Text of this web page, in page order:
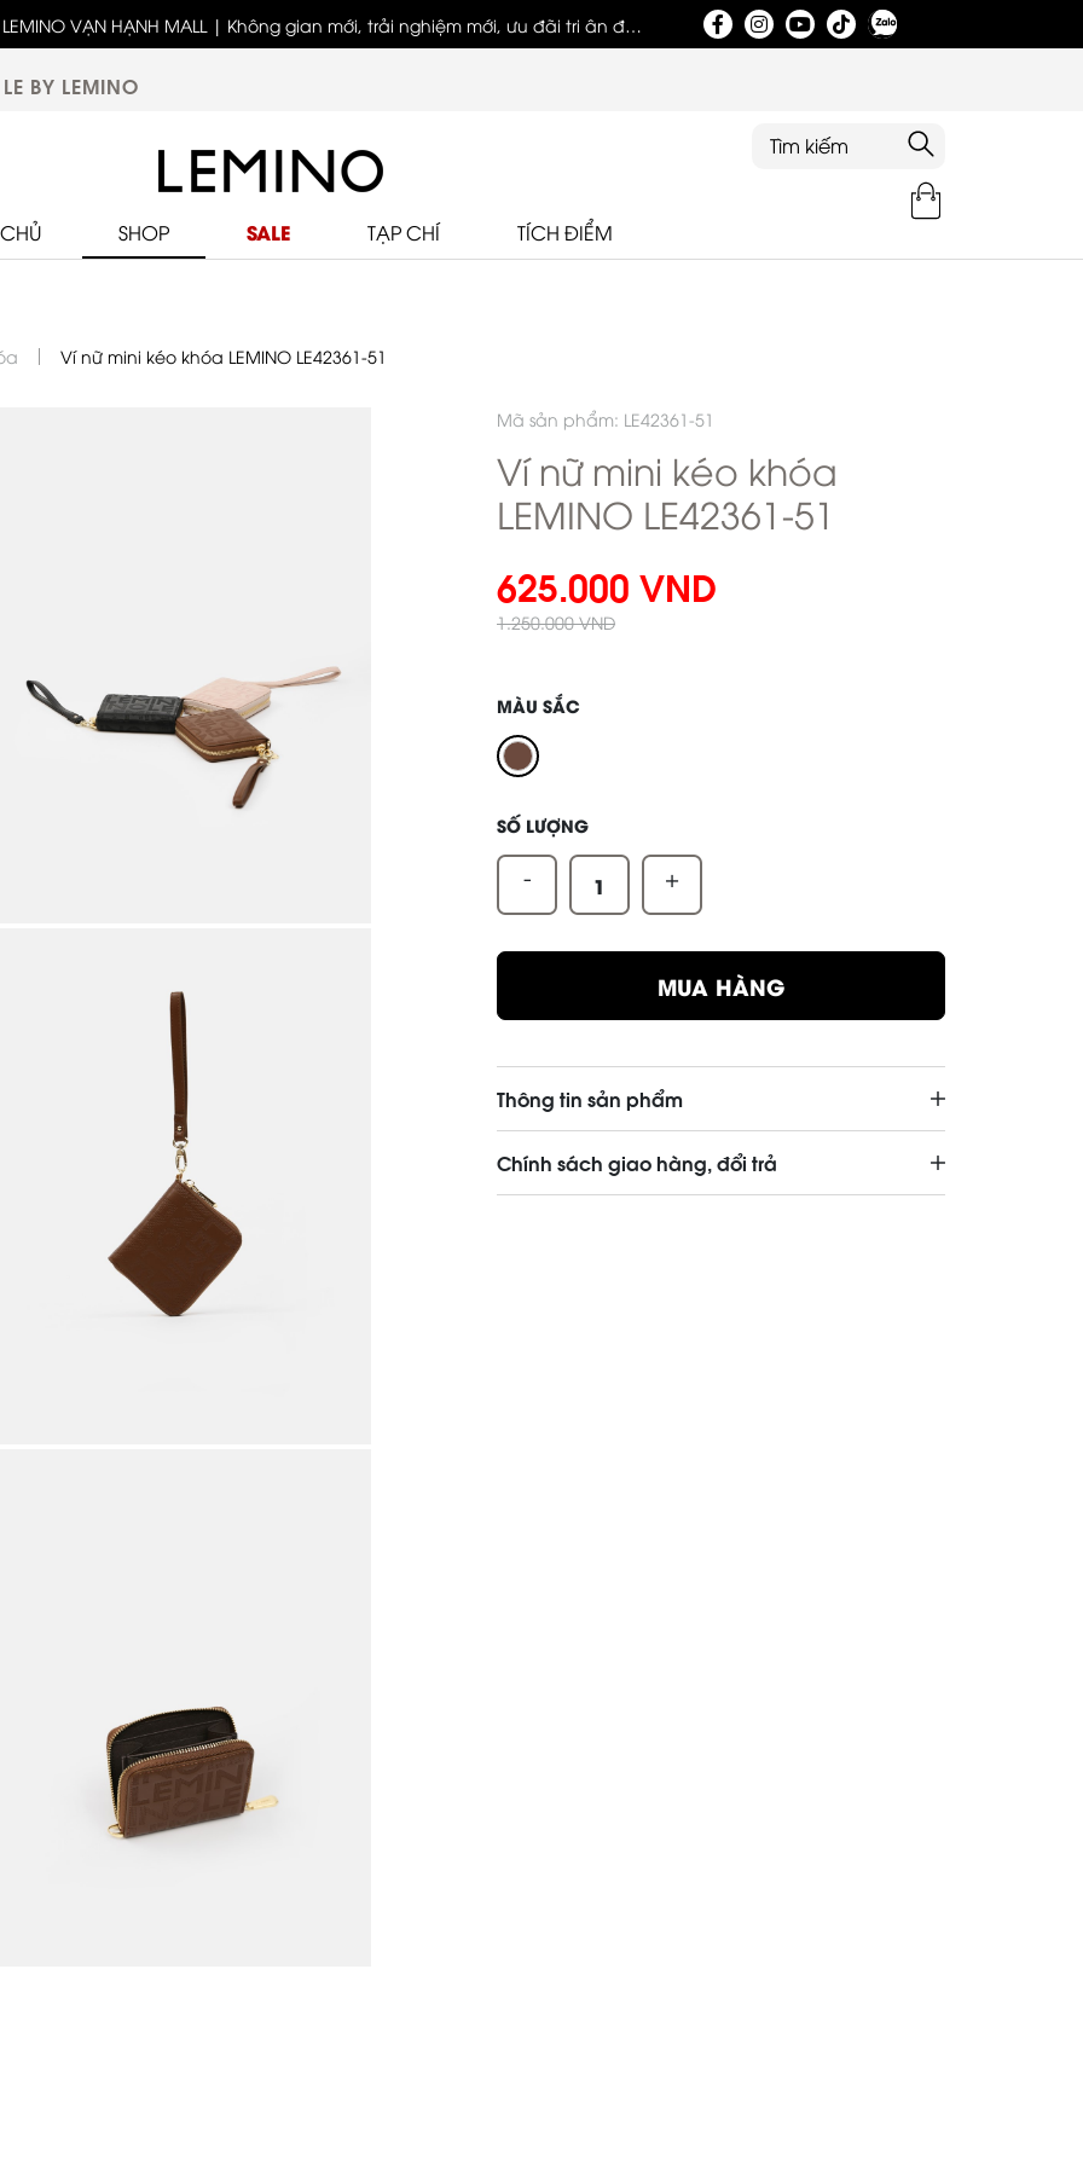
LEMINO VẠN HẠNH MALL | Không gian mới, trải nghiệm mới, ưu đãi tri ân đặc
biệt
Bốn thế hệ - Một tinh thần thời trang cùng LEMINO Tri ân khách hàng nhân dịp khai trương showroom
BY LEMINO
SHOP SALE TẠP CHÍ TÍCH ĐIỂM
Ví nữ mini kéo khóa LEMINO LE42361-51
Mã sản phẩm: LE42361-51
Ví nữ mini kéo khóa
LEMINO LE42361-51
625.000 VND
1.250.000 VND
MÀU SẮC
SỐ LƯỢNG
- +
MUA HÀNG
Thông tin sản phẩm
Chính sách giao hàng, đổi trả